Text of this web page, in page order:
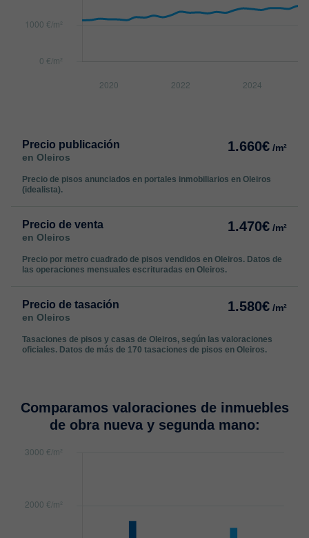
Precio publicación
en Oleiros
1.660€ /m²
Precio de pisos anunciados en portales inmobiliarios en Oleiros
(idealista).
Precio de venta
en Oleiros
1.470€ /m²
Precio por metro cuadrado de pisos vendidos en Oleiros. Datos de
las operaciones mensuales escrituradas en Oleiros.
Precio de tasación
en Oleiros
1.580€ /m²
Tasaciones de pisos y casas de Oleiros, según las valoraciones
oficiales. Datos de más de 170 tasaciones de pisos en Oleiros.
Comparamos valoraciones de inmuebles
de obra nueva y segunda mano: